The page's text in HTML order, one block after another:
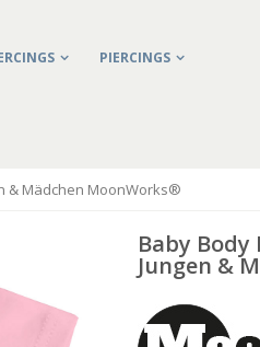
PIERCINGS
& Mädchen MoonWorks®
Baby
Jungen &